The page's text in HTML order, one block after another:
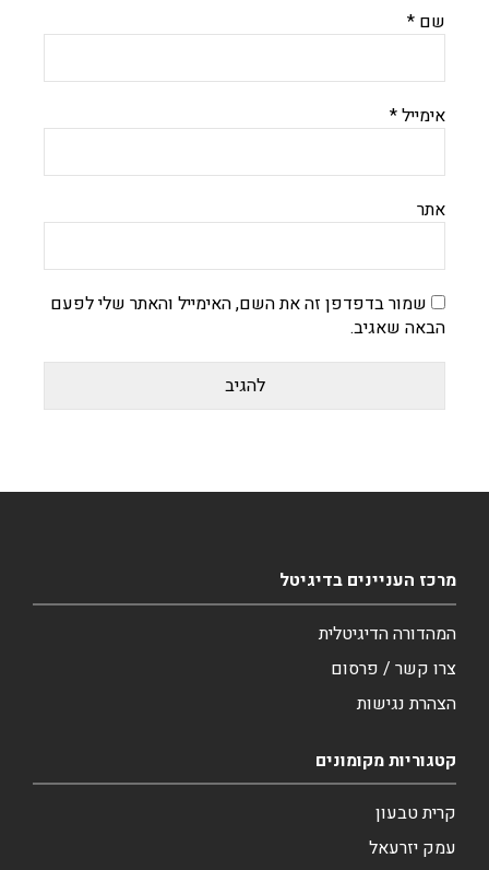
שם *
אימייל*
אתר
שמור בדפדפן זה את השם, האימייל והאתר שלי לפעם
הבאה שאגיב.
מרכז העניינים בדיגיטל
המהדורה הדיגיטלית
צרו קשר / פרסום
הצהרת נגישות
קטגוריות מקומונים
קרית טבעון
עמק יזרעאל